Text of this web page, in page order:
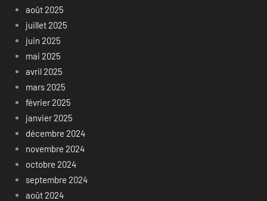
août 2025
juillet 2025
juin 2025
mai 2025
avril 2025
mars 2025
février 2025
janvier 2025
décembre 2024
novembre 2024
octobre 2024
septembre 2024
août 2024